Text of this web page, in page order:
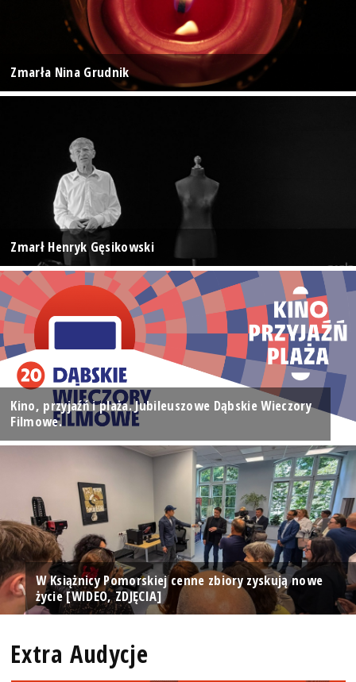
Zmarła Nina Grudnik
Zmarł Henryk Gęsikowski
Kino, przyjaźń i plaża. Jubileuszowe Dąbskie Wieczory
Filmowe.
W Książnicy Pomorskiej cenne zbiory zyskują nowe
życie [WIDEO, ZDJĘCIA]
Extra Audycje